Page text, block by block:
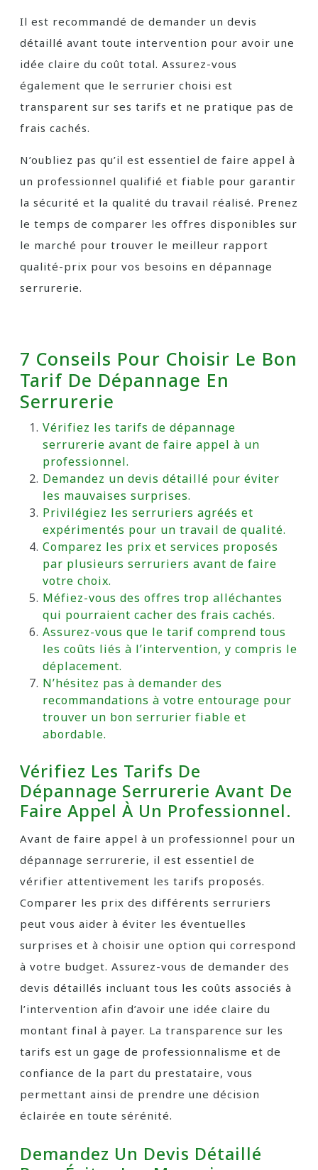
Il est recommandé de demander un devis
détaillé avant toute intervention pour avoir une
idée claire du coût total. Assurez-vous
également que le serrurier choisi est
transparent sur ses tarifs et ne pratique pas de
frais cachés.
N’oubliez pas qu’il est essentiel de faire appel à
un professionnel qualifié et fiable pour garantir
la sécurité et la qualité du travail réalisé. Prenez
le temps de comparer les offres disponibles sur
le marché pour trouver le meilleur rapport
qualité-prix pour vos besoins en dépannage
serrurerie.
7 Conseils Pour Choisir Le Bon
Tarif De Dépannage En
Serrurerie
Vérifiez les tarifs de dépannage
serrurerie avant de faire appel à un
professionnel.
Demandez un devis détaillé pour éviter
les mauvaises surprises.
Privilégiez les serruriers agréés et
expérimentés pour un travail de qualité.
Comparez les prix et services proposés
par plusieurs serruriers avant de faire
votre choix.
Méfiez-vous des offres trop alléchantes
qui pourraient cacher des frais cachés.
Assurez-vous que le tarif comprend tous
les coûts liés à l’intervention, y compris le
déplacement.
N’hésitez pas à demander des
recommandations à votre entourage pour
trouver un bon serrurier fiable et
abordable.
Vérifiez Les Tarifs De
Dépannage Serrurerie Avant De
Faire Appel À Un Professionnel.
Avant de faire appel à un professionnel pour un
dépannage serrurerie, il est essentiel de
vérifier attentivement les tarifs proposés.
Comparer les prix des différents serruriers
peut vous aider à éviter les éventuelles
surprises et à choisir une option qui correspond
à votre budget. Assurez-vous de demander des
devis détaillés incluant tous les coûts associés à
l’intervention afin d’avoir une idée claire du
montant final à payer. La transparence sur les
tarifs est un gage de professionnalisme et de
confiance de la part du prestataire, vous
permettant ainsi de prendre une décision
éclairée en toute sérénité.
Demandez Un Devis Détaillé